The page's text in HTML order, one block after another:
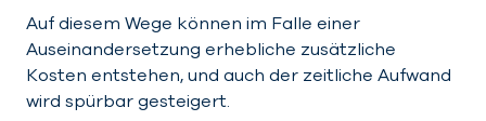
Auf diesem Wege können im Falle einer
Auseinandersetzung erhebliche zusätzliche
Kosten entstehen, und auch der zeitliche Aufwand
wird spürbar gesteigert.